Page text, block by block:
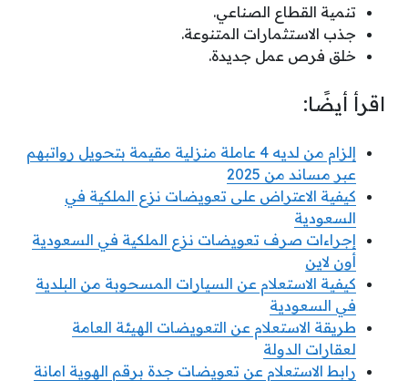
تنمية القطاع الصناعي.
جذب الاستثمارات المتنوعة.
خلق فرص عمل جديدة.
اقرأ أيضًا:
إلزام من لديه 4 عاملة منزلية مقيمة بتحويل رواتبهم
عبر مساند من 2025
كيفية الاعتراض على تعويضات نزع الملكية في
السعودية
إجراءات صرف تعويضات نزع الملكية في السعودية
أون لاين
كيفية الاستعلام عن السيارات المسحوبة من البلدية
في السعودية
طريقة الاستعلام عن التعويضات الهيئة العامة
لعقارات الدولة
رابط الاستعلام عن تعويضات جدة برقم الهوية امانة